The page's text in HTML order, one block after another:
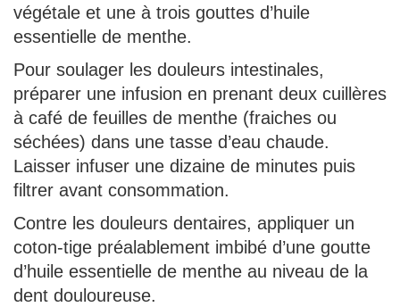
végétale et une à trois gouttes d’huile
essentielle de menthe.
Pour soulager les douleurs intestinales,
préparer une infusion en prenant deux cuillères
à café de feuilles de menthe (fraiches ou
séchées) dans une tasse d’eau chaude.
Laisser infuser une dizaine de minutes puis
filtrer avant consommation.
Contre les douleurs dentaires, appliquer un
coton-tige préalablement imbibé d’une goutte
d’huile essentielle de menthe au niveau de la
dent douloureuse.